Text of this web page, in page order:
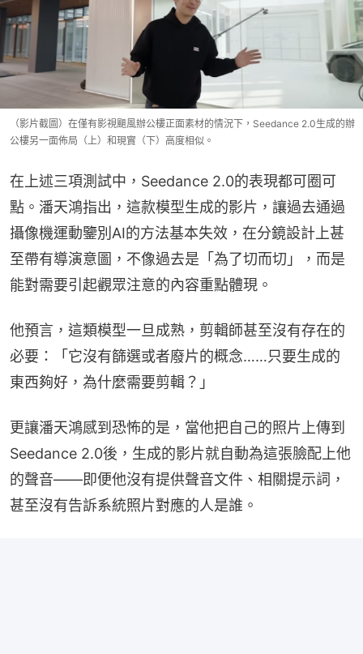
（影片截圖）在僅有影視颶風辦公樓正面素材的情況下，Seedance 2.0生成的辦
公樓另一面佈局（上）和現實（下）高度相似。
在上述三項測試中，Seedance 2.0的表現都可圈可
點。潘天鴻指出，這款模型生成的影片，讓過去通過
攝像機運動鑒別AI的方法基本失效，在分鏡設計上甚
至帶有導演意圖，不像過去是「為了切而切」，而是
能對需要引起觀眾注意的內容重點體現。
他預言，這類模型一旦成熟，剪輯師甚至沒有存在的
必要：「它沒有篩選或者廢片的概念……只要生成的
東西夠好，為什麼需要剪輯？」
更讓潘天鴻感到恐怖的是，當他把自己的照片上傳到
Seedance 2.0後，生成的影片就自動為這張臉配上他
的聲音——即便他沒有提供聲音文件、相關提示詞，
甚至沒有告訴系統照片對應的人是誰。